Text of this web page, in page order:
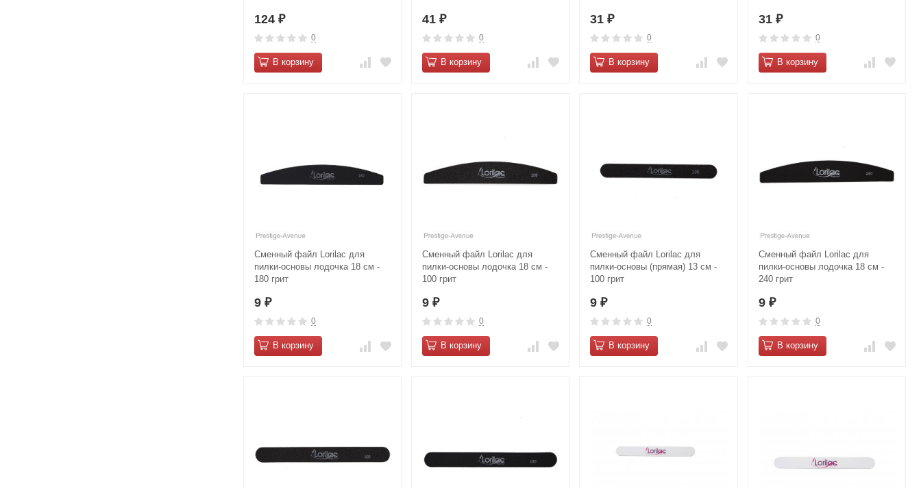
124 ₽
0
В корзину
41 ₽
0
В корзину
31₽
0
В корзину
31 ₽
0
В корзину
Сменный файл Lorilac для
пилки-основы лодочка 18 см -
180 грит
9 ₽
0
В корзину
Сменный файл Lorilac для
пилки-основы лодочка 18 см -
100 грит
9 ₽
0
В корзину
Сменный файл Lorilac для
пилки-основы (прямая) 13 см -
100 грит
9₽
0
В корзину
Сменный файл Lorilac для
пилки-основы лодочка 18 см -
240 грит
9 ₽
0
В корзину